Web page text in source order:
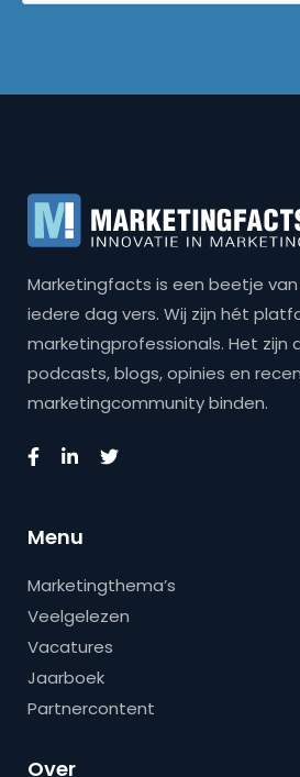
Marketingfacts is een beetje
iedere dag vers. Wij zijn hét
marketingprofessionals. Het zijn
podcasts, blogs, opinies en
marketingcommunity binden.
Menu
Marketingthema’s
Veelgelezen
Vacatures
Jaarboek
Partnercontent
Over